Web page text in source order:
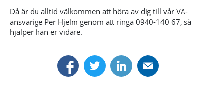
Då är du alltid välkommen att höra av dig till vår VA-
ansvarige Per Hjelm genom att ringa 0940-140 67, så
hjälper han er vidare.